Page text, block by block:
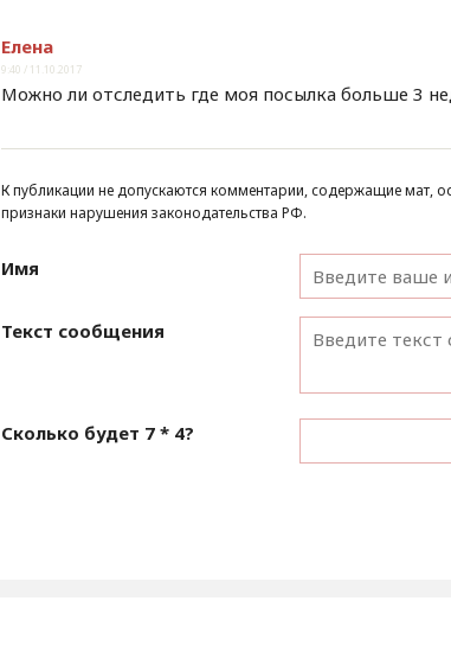
Елена
9:40 / 11.10.2017
Можно ли отследить где моя посылка больше 3
К публикации не допускаются комментарии, содержащие мат,
признаки нарушения законодательства РФ.
Имя
Текст сообщения
Сколько будет 7 * 4?